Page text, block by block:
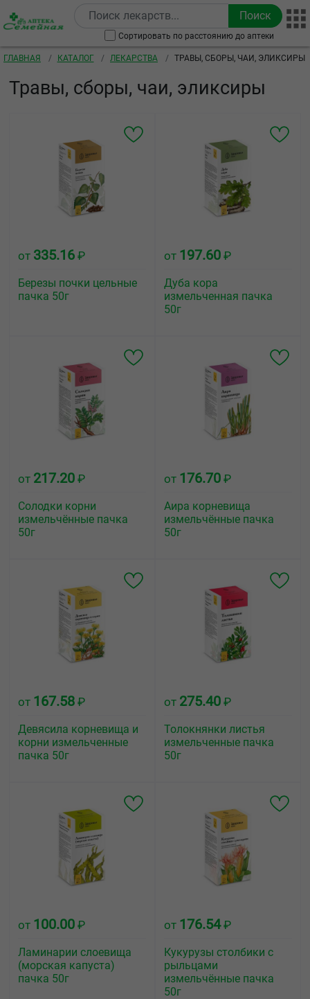
Сортировать по расстоянию до аптеки
Строка навигации
ГЛАВНАЯ КАТАЛОГ ЛЕКАРСТВА ТРАВЫ, СБОРЫ, ЧАИ, ЭЛИКСИРЫ
Травы, сборы, чаи, эликсиры
от 335.16 ₽
Березы почки цельные
пачка 50г
от 197.60 ₽
Дуба кора
измельченная пачка
50г
от 217.20 ₽
Солодки корни
измельчённые пачка
50г
от 176.70 ₽
Аира корневища
измельчённые пачка
50г
от 167.58 ₽
Девясила корневища и
корни измельченные
пачка 50г
от 275.40 ₽
Толокнянки листья
измельченные пачка
50г
от 100.00 ₽
Ламинарии слоевища
(морская капуста)
пачка 50г
от 176.54₽
Кукурузы столбики с
рыльцами
измельчённые пачка
50г